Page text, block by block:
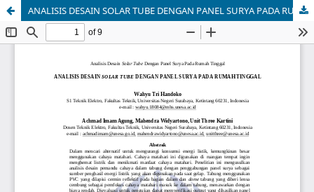
ANALISIS DESAIN SOLAR TUBE DENGAN PANEL SURYA PADA RUMAH TINGGAL